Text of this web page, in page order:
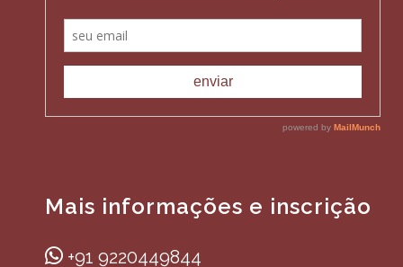
Mais informações e inscrição
+91 9220449844